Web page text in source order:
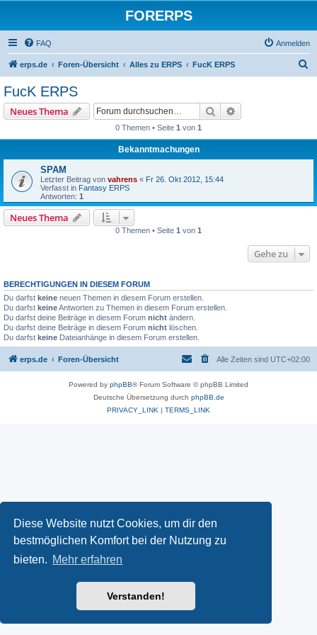
Diese Website nutzt Cookies, um dir den
bestmöglichen Komfort bei der Nutzung zu
bieten. Mehr erfahren
Verstanden!
FORERPS
FAQ Anmelden
erps.de Foren-Übersicht Alles zu ERPS FucK ERPS
FucK ERPS
Neues Thema Suche
0 Themen • Seite 1 von 1
Bekanntmachungen
SPAM
Letzter Beitrag von vahrens « Fr 26. Okt 2012, 15:44
Verfasst in Fantasy ERPS
Antworten: 1
Neues Thema
0 Themen • Seite 1 von 1
Gehe zu
BERECHTIGUNGEN IN DIESEM FORUM
Du darfst keine neuen Themen in diesem Forum erstellen.
Du darfst keineAntworten zu Themen in diesem Forum erstellen.
Du darfst deine Beiträge in diesem Forum nicht ändern.
Du darfst deine Beiträge in diesem Forum nicht löschen.
Du darfst keine Dateianhänge in diesem Forum erstellen.
erps.de Foren-Übersicht Alle Zeiten sind UTC+02:00
Powered by phpBB® Forum Software © phpBB Limited
Deutsche Übersetzung durch phpBB.de
PRIVACY_LINK | TERMS_LINK